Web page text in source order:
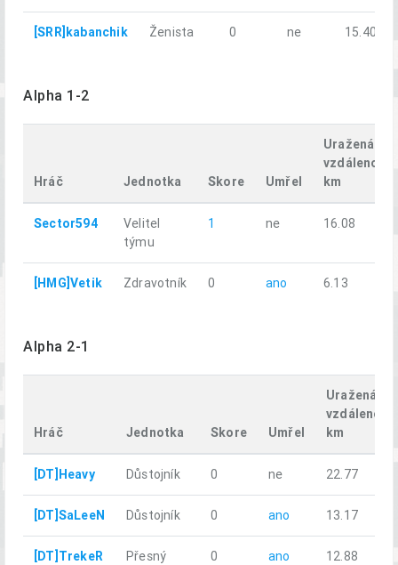
[SRR]kabanchik Ženista 0 ne 15.40
Alpha 1-2
Hráč Jednotka Skore Umřel
Uražená
vzdálenost,
km
Sector594
Velitel
týmu
1 ne 16.08
[HMG]Vetik Zdravotník 0 ano 6.13
Alpha 2-1
Hráč Jednotka Skore Umřel
Uražená
vzdálenost,
km
[DT]Heavy Důstojník 0 ne 22.77
[DT]SaLeeN Důstojník 0 ano 13.17
[DT]TrekeR
Přesný
0 ano 12.88